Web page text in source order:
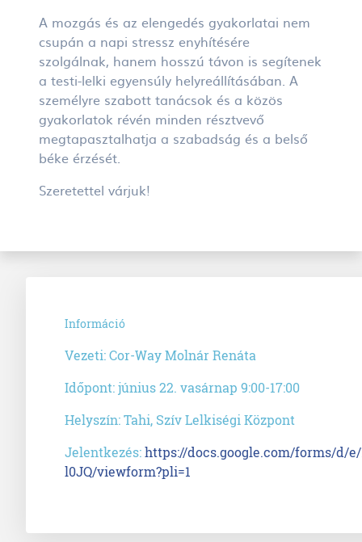
A mozgás és az elengedés gyakorlatai nem
csupán a napi stressz enyhítésére
szolgálnak, hanem hosszú távon is segítenek
a testi-lelki egyensúly helyreállításában. A
személyre szabott tanácsok és a közös
gyakorlatok révén minden résztvevő
megtapasztalhatja a szabadság és a belső
béke érzését.
Szeretettel várjuk!
Információ
Vezeti: Cor-Way Molnár Renáta
Időpont: június 22. vasárnap 9:00-17:00
Helyszín: Tahi, Szív Lelkiségi Központ
Jelentkezés:https://docs.google.com/forms/d/e/
l0JQ/viewform?pli=1